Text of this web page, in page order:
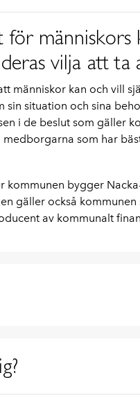
människors
vilja att ta
människor kan och vill
situation och sina
i de beslut som gäller
som har
kommunen bygger
gäller också
av kommunalt